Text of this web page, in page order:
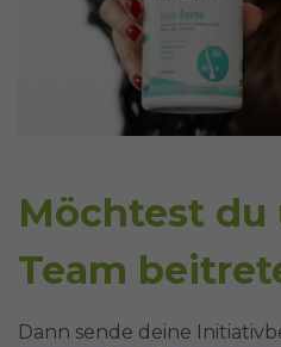
Möchtest du
Team
Dann sende deine